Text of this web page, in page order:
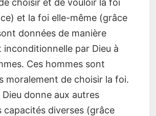
et la foi elle-même (grâce
données de manière
inconditionnelle par Dieu à
Ces hommes sont
moralement de choisir la foi.
Dieu donne aux autres
capacités diverses (grâce